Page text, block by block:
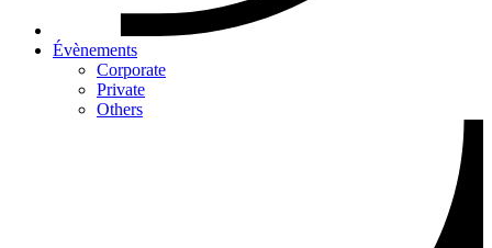
Évènements
Corporate
Private
Others